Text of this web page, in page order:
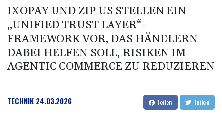
IXOPAY UND ZIP US STELLEN EIN
„UNIFIED TRUST LAYER“-
FRAMEWORK VOR, DAS HÄNDLERN
DABEI HELFEN SOLL, RISIKEN IM
AGENTIC COMMERCE ZU REDUZIEREN
TECHNIK 24.03.2026 Teilen Teilen